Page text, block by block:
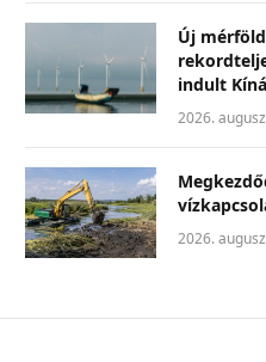
Új
indult
2026.
2026.